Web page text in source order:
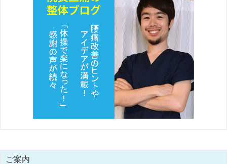
ご案内